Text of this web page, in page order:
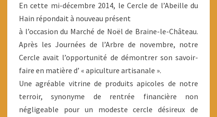
En cette mi-décembre 2014, le Cercle de l’Abeille du
Hain répondait à nouveau présent
à l’occasion du Marché de Noël de Braine-le-Château.
Après les Journées de l’Arbre de novembre, notre
Cercle avait l’opportunité de démontrer son savoir-
faire en matière d’ « apiculture artisanale ».
Une agréable vitrine de produits apicoles de notre
terroir, synonyme de rentrée financière non
négligeable pour un modeste cercle désireux de